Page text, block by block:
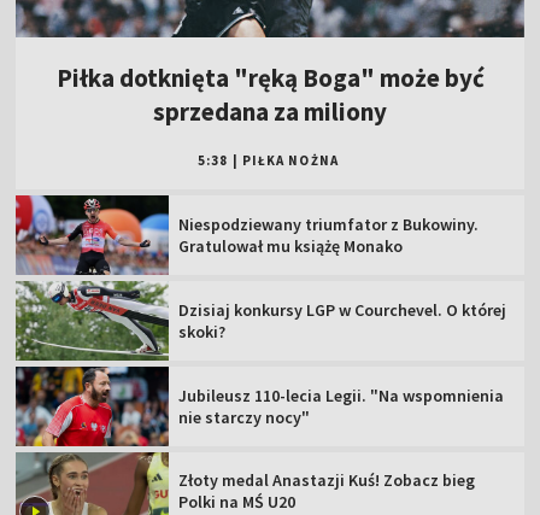
Piłka dotknięta "ręką Boga" może być
sprzedana za miliony
5:38 PIŁKA NOŻNA
Niespodziewany triumfator z Bukowiny.
Gratulował mu książę Monako
Dzisiaj konkursy LGP w Courchevel. O której
skoki?
Jubileusz 110-lecia Legii. "Na wspomnienia
nie starczy nocy"
Złoty medal Anastazji Kuś! Zobacz bieg
Polki na MŚ U20